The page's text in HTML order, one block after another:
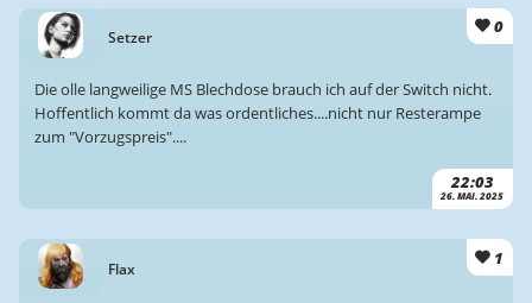
Setzer
0
22:03
26. MAI. 2025
Die olle langweilige MS Blechdose brauch ich auf der Switch nicht.
Hoffentlich kommt da was ordentliches....nicht nur Resterampe
zum "Vorzugspreis"....
Flax
1